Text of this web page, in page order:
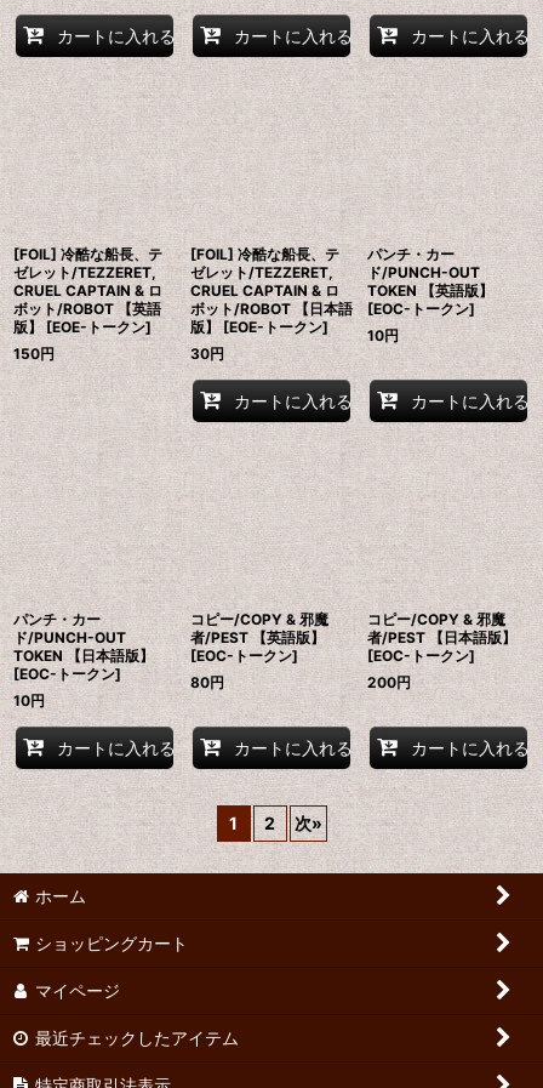
カートに入れる カートに入れる カートに入れる
[FOIL] 冷酷な船長、テ
ゼレット/TEZZERET,
CRUEL CAPTAIN & ロ
ボット/ROBOT 【英語
版】 [EOE-トークン]
150円
[FOIL] 冷酷な船長、テ
ゼレット/TEZZERET,
CRUEL CAPTAIN & ロ
ボット/ROBOT 【日本語
版】 [EOE-トークン]
30円
カートに入れる
パンチ・カー
ド/PUNCH-OUT
TOKEN 【英語版】
[EOC-トークン]
10円
カートに入れる
パンチ・カー
ド/PUNCH-OUT
TOKEN 【日本語版】
[EOC-トークン]
10円
カートに入れる
コピー/COPY & 邪魔
者/PEST 【英語版】
[EOC-トークン]
80円
カートに入れる
コピー/COPY & 邪魔
者/PEST 【日本語版】
[EOC-トークン]
200円
カートに入れる
1 2 次»
ホーム
ショッピングカート
マイページ
最近チェックしたアイテム